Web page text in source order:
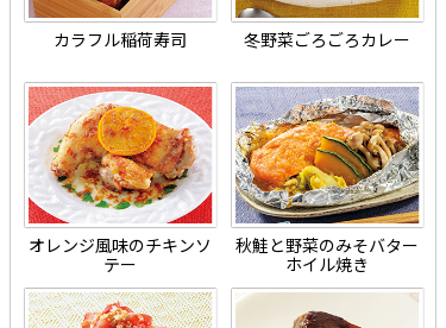
カラフル稲荷寿司 冬野菜ごろごろカレー
オレンジ風味のチキンソ
テー
秋鮭と野菜のみそバター
ホイル焼き